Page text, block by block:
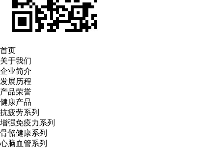
首页
关于我们
企业简介
发展历程
产品荣誉
健康产品
抗疲劳系列
增强免疫力系列
骨骼健康系列
心脑血管系列